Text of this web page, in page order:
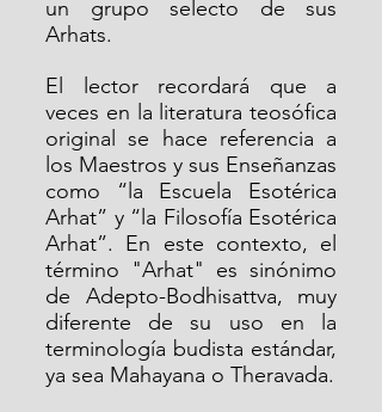
un grupo selecto de sus
Arhats.
El lector recordará que a
veces en la literatura teosófica
original se hace referencia a
los Maestros y sus Enseñanzas
como “la Escuela Esotérica
Arhat” y “la Filosofía Esotérica
Arhat”. En este contexto, el
término "Arhat" es sinónimo
de Adepto-Bodhisattva, muy
diferente de su uso en la
terminología budista estándar,
ya sea Mahayana o Theravada.